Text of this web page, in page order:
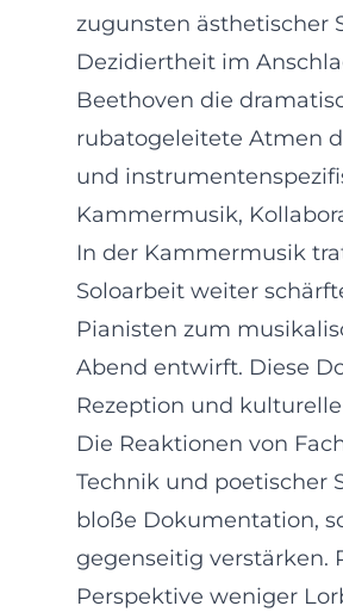
zugunsten ästhetischer
Dezidiertheit im
Beethoven die
rubatogeleitete Atmen
und
Kammermusik,
In der Kammermusik
Soloarbeit weiter
Pianisten zum
Abend entwirft. Diese
Rezeption und
Die Reaktionen von
Technik und poetischer
bloße Dokumentation,
gegenseitig verstärken.
Perspektive weniger